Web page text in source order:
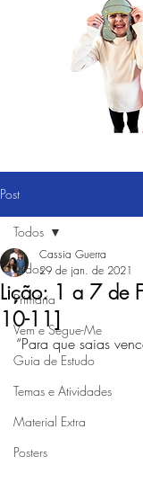
Post
Todos
Primária
Vem e Segue-Me
Guia de Estudo
Temas e Atividades
Material Extra
Posters
Todos
Lição: 1 a 7 de
10-11]
Cassia Guerra
29 de jan. de 2021
“Para que saias